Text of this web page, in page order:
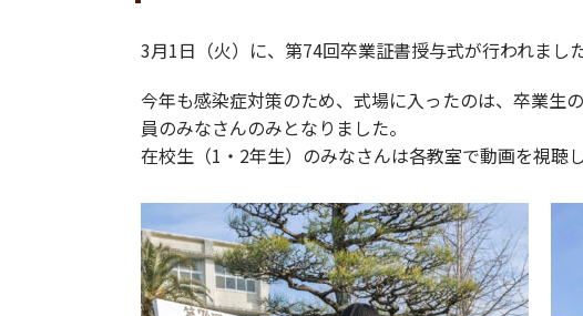
3月1日（火）に、第74回卒業証書授与式が行われました
今年も感染症対策のため、式場に入ったのは、卒業生
員のみなさんのみとなりました。
在校生（1・2年生）のみなさんは各教室で動画を視聴し